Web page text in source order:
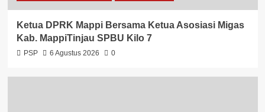
Ketua DPRK Mappi Bersama Ketua Asosiasi Migas
Kab. MappiTinjau SPBU Kilo 7
PSP 6 Agustus 2026 0